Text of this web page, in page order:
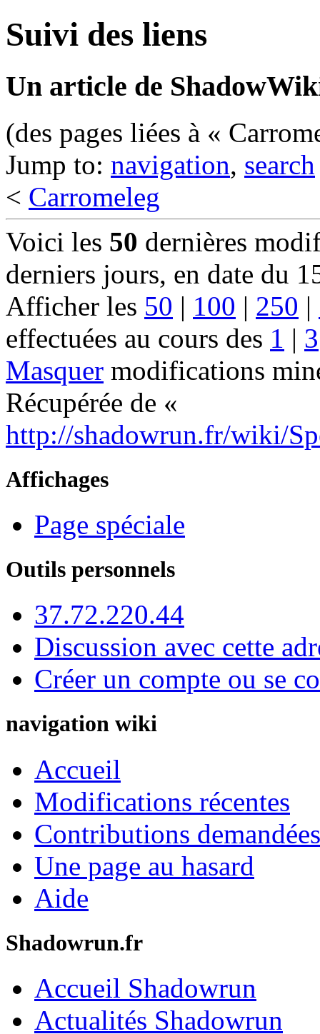
Suivi des liens
Un article de
(des pages liées à «
Jump to: navigation, search
< Carromeleg
Voici les 50 dernières
derniers jours, en date du
Afficher les 50 | 100 | 250 |
effectuées au cours des 1 | 3
Masquer modifications
Récupérée de «
http://shadowrun.fr/wiki/
Affichages
Page spéciale
Outils personnels
37.72.220.44
Discussion avec cette
Créer un compte ou se
navigation wiki
Accueil
Modifications récentes
Contributions
Une page au hasard
Aide
Shadowrun.fr
Accueil Shadowrun
Actualités Shadowrun